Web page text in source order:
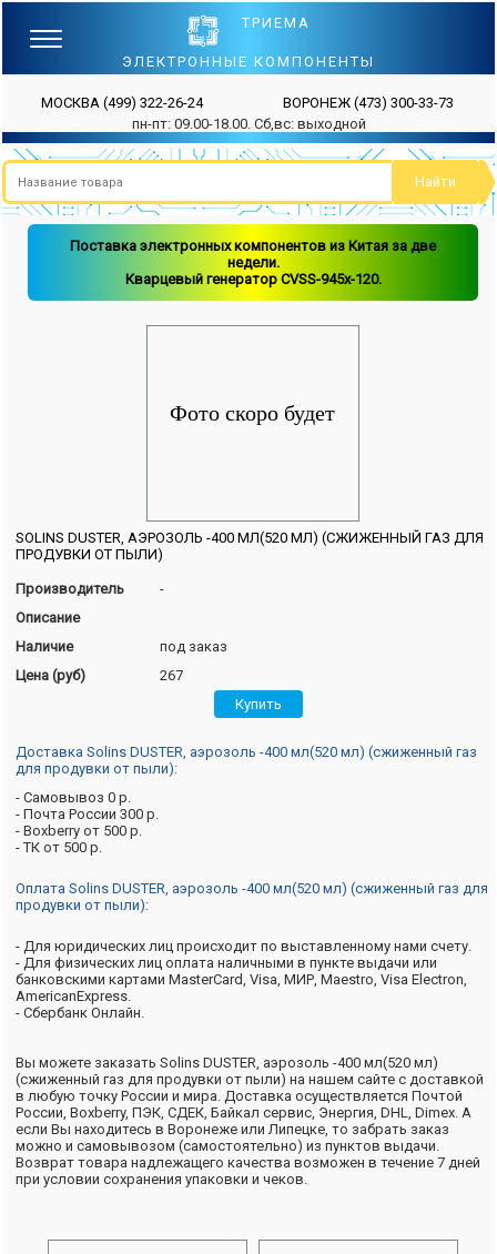
ТРИЕМА
ЭЛЕКТРОННЫЕ КОМПОНЕНТЫ
МОСКВА (499) 322-26-24 ВОРОНЕЖ (473) 300-33-73
пн-пт: 09.00-18.00. Сб,вс: выходной
Поставка электронных компонентов из Китая за две
недели.
Кварцевый генератор CVSS-945x-120.
SOLINS DUSTER, АЭРОЗОЛЬ -400 МЛ(520 МЛ) (СЖИЖЕННЫЙ ГАЗ ДЛЯ
ПРОДУВКИ ОТ ПЫЛИ)
Производитель
-
Описание
Наличие
под заказ
Цена (руб)
267
Доставка Solins DUSTER, аэрозоль -400 мл(520 мл) (сжиженный газ
для продувки от пыли):
- Самовывоз 0 р.
- Почта России 300 р.
- Boxberry от 500 р.
- ТК от 500 р.
Оплата Solins DUSTER, аэрозоль -400 мл(520 мл) (сжиженный газ для
продувки от пыли):
- Для юридических лиц происходит по выставленному нами счету.
- Для физических лиц оплата наличными в пункте выдачи или
банковскими картами MasterCard, Visa, МИР, Maestro, Visa Electron,
AmericanExpress.
- Сбербанк Онлайн.
Вы можете заказать Solins DUSTER, аэрозоль -400 мл(520 мл)
(сжиженный газ для продувки от пыли) на нашем сайте с доставкой
в любую точку России и мира. Доставка осуществляется Почтой
России, Boxberry, ПЭК, СДЕК, Байкал сервис, Энергия, DHL, Dimex. А
если Вы находитесь в Воронеже или Липецке, то забрать заказ
можно и самовывозом (самостоятельно) из пунктов выдачи.
Возврат товара надлежащего качества возможен в течение 7 дней
при условии сохранения упаковки и чеков.